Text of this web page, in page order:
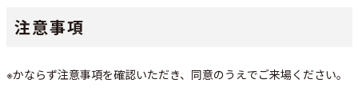
注意事項
※かならず注意事項を確認いただき、同意のうえでご来場ください。